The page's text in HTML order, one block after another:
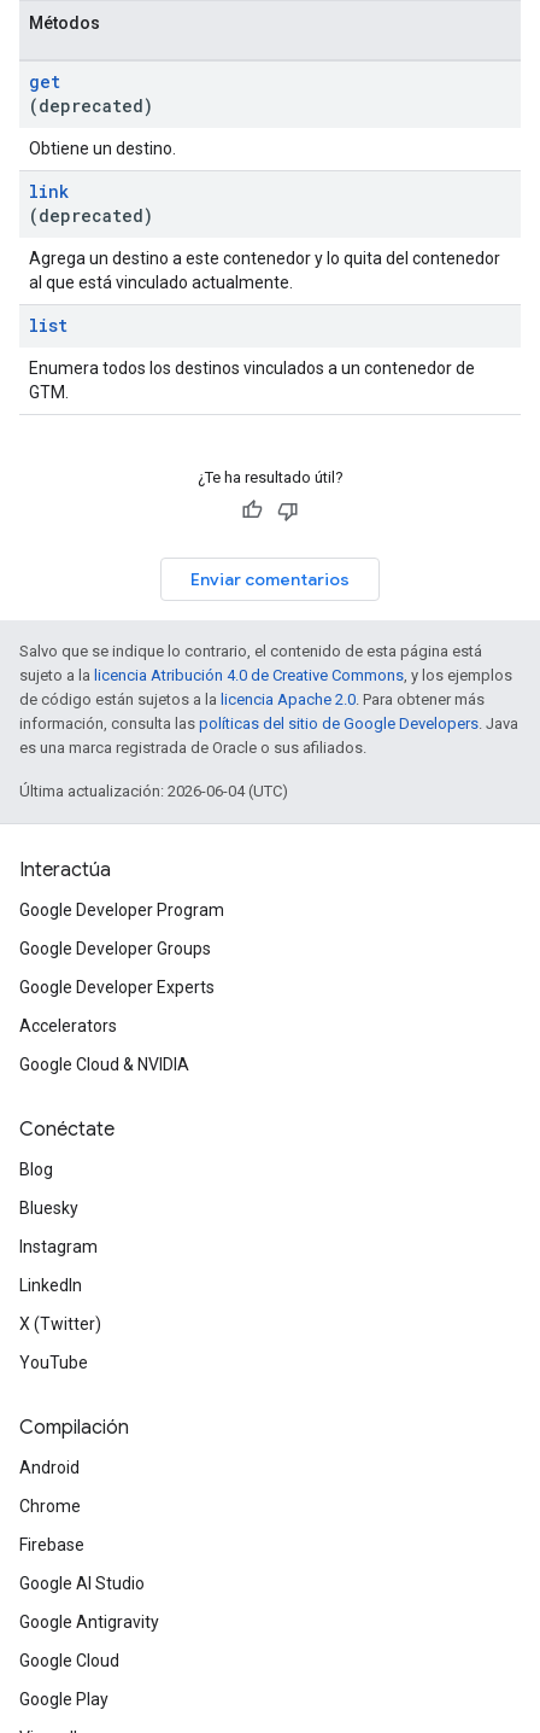
Métodos
get
(deprecated)
Obtiene un destino.
link
(deprecated)
Agrega un destino a este contenedor y lo quita del contenedor
al que está vinculado actualmente.
list
Enumera todos los destinos vinculados a un contenedor de
GTM.
¿Te ha resultado útil?
Enviar comentarios
Salvo que se indique lo contrario, el contenido de esta página está
sujeto a la licencia Atribución 4.0 de Creative Commons, y los ejemplos
de código están sujetos a la licencia Apache 2.0. Para obtener más
información, consulta las políticas del sitio de Google Developers. Java
es una marca registrada de Oracle o sus afiliados.
Última actualización: 2026-06-04 (UTC)
Interactúa
Google Developer Program
Google Developer Groups
Google Developer Experts
Accelerators
Google Cloud & NVIDIA
Conéctate
Blog
Bluesky
Instagram
LinkedIn
X (Twitter)
YouTube
Compilación
Android
Chrome
Firebase
Google AI Studio
Google Antigravity
Google Cloud
Google Play